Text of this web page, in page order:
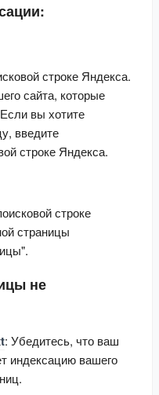
строке Яндекса.
сайта, которые
вы хотите
введите
строке Яндекса.
строке
страницы
не
: Убедитесь, что ваш
индексацию вашего